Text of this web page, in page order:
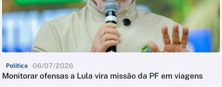
Política 06/07/2026
Monitorar ofensas a Lula vira missão da PF em viagens